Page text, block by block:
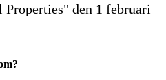
den 1 februari